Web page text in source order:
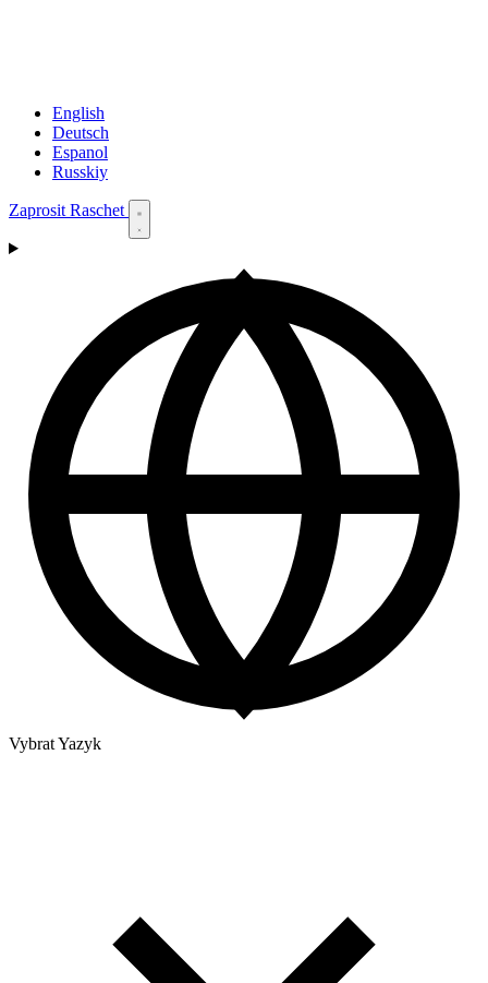
English
Deutsch
Espanol
Russkiy
Zaprosit Raschet
Vybrat Yazyk